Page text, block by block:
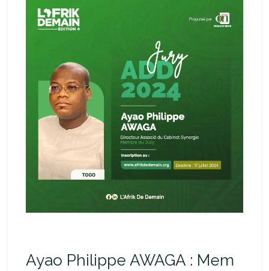
Ayao Philippe AWAGA : Mem